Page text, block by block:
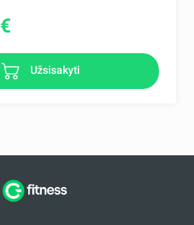
€
Užsisakyti